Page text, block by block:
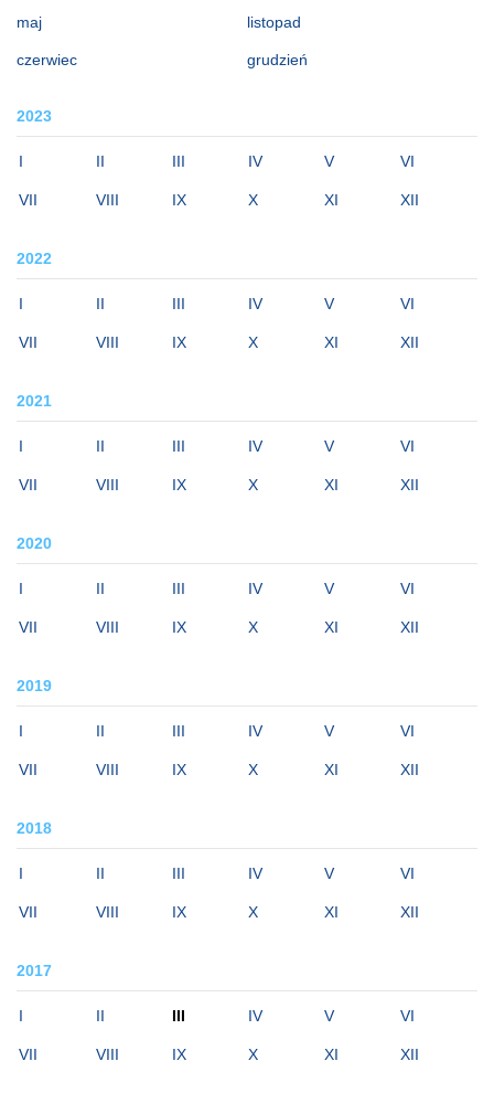
maj
czerwiec
listopad
grudzień
2023
I II III IV V VI
VII VIII IX X XI XII
2022
I II III IV V VI
VII VIII IX X XI XII
2021
I II III IV V VI
VII VIII IX X XI XII
2020
I II III IV V VI
VII VIII IX X XI XII
2019
I II III IV V VI
VII VIII IX X XI XII
2018
I II III IV V VI
VII VIII IX X XI XII
2017
I II III IV V VI
VII VIII IX X XI XII